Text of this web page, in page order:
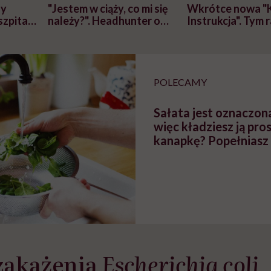
"Jestem w ciąży, co mi się
należy?". Headhunter o
pracy
Wkrótce nowa
Instrukcja". Tym
POLECAMY
Sałata jest
więc kładziesz ją
kanapkę? Popełniasz
Escherichia coli